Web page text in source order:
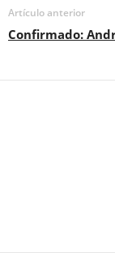
Artículo anterior
Confirmado: